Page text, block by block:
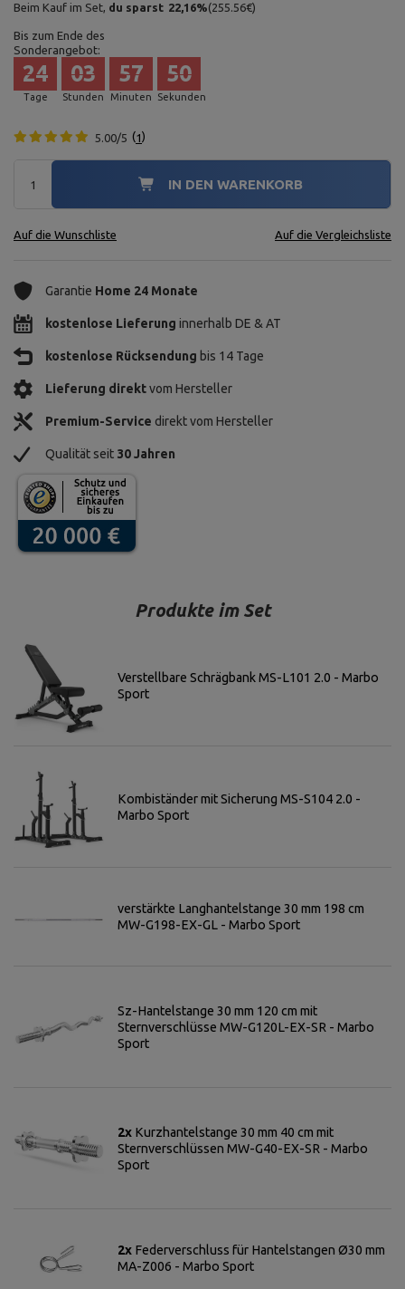
Beim Kauf im Set, du sparst 22,16%(255.56€)
Bis zum Ende des
Sonderangebot:
Tage
24
Stunden
03
Minuten
57
Sekunden
49
5.00/5 1
IN DEN WARENKORB
Auf die Wunschliste Auf die Vergleichsliste
Garantie Home 24 Monate
kostenlose Lieferung innerhalb DE & AT
kostenlose Rücksendung bis 14 Tage
Lieferung direktvom Hersteller
Premium-Service direkt vom Hersteller
Qualität seit 30 Jahren
Produkte im Set
Verstellbare Schrägbank MS-L101 2.0 - Marbo
Sport
Kombiständer mit Sicherung MS-S104 2.0 -
Marbo Sport
verstärkte Langhantelstange 30 mm 198 cm
MW-G198-EX-GL - Marbo Sport
Sz-Hantelstange 30 mm 120 cm mit
Sternverschlüsse MW-G120L-EX-SR - Marbo
Sport
2x Kurzhantelstange 30 mm 40 cm mit
Sternverschlüssen MW-G40-EX-SR - Marbo
Sport
2x Federverschluss für Hantelstangen Ø30 mm
MA-Z006 - Marbo Sport